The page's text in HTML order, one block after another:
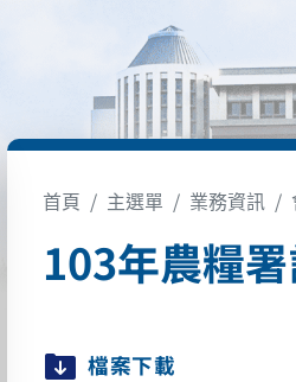
首頁 主選單 業務資訊
103年農糧
檔案下載